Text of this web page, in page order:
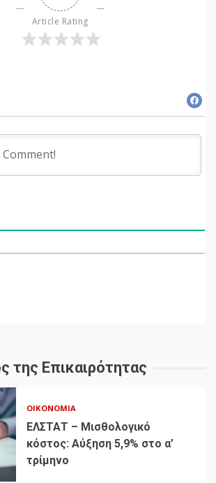
Article Rating
της Επικαιρότητας
ΟΙΚΟΝΟΜΊΑ
ΕΛΣΤΑΤ – Μισθολογικό
κόστος: Αύξηση 5,9% στο α’
τρίμηνο